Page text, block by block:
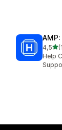
4,5
15
Help